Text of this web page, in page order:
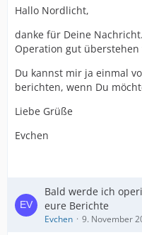
Hallo Nordlicht,
danke für Deine
Operation gut überstehen
Du kannst mir ja einmal
berichten, wenn Du
Liebe Grüße
Evchen
Bald werde ich
eure Berichte
Evchen 9. November